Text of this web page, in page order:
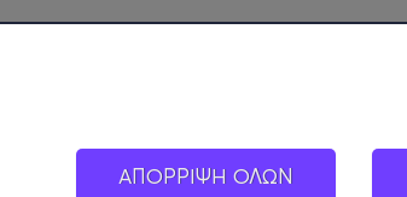
ΑΠΟΡΡΙΨΗ ΟΛΩΝ